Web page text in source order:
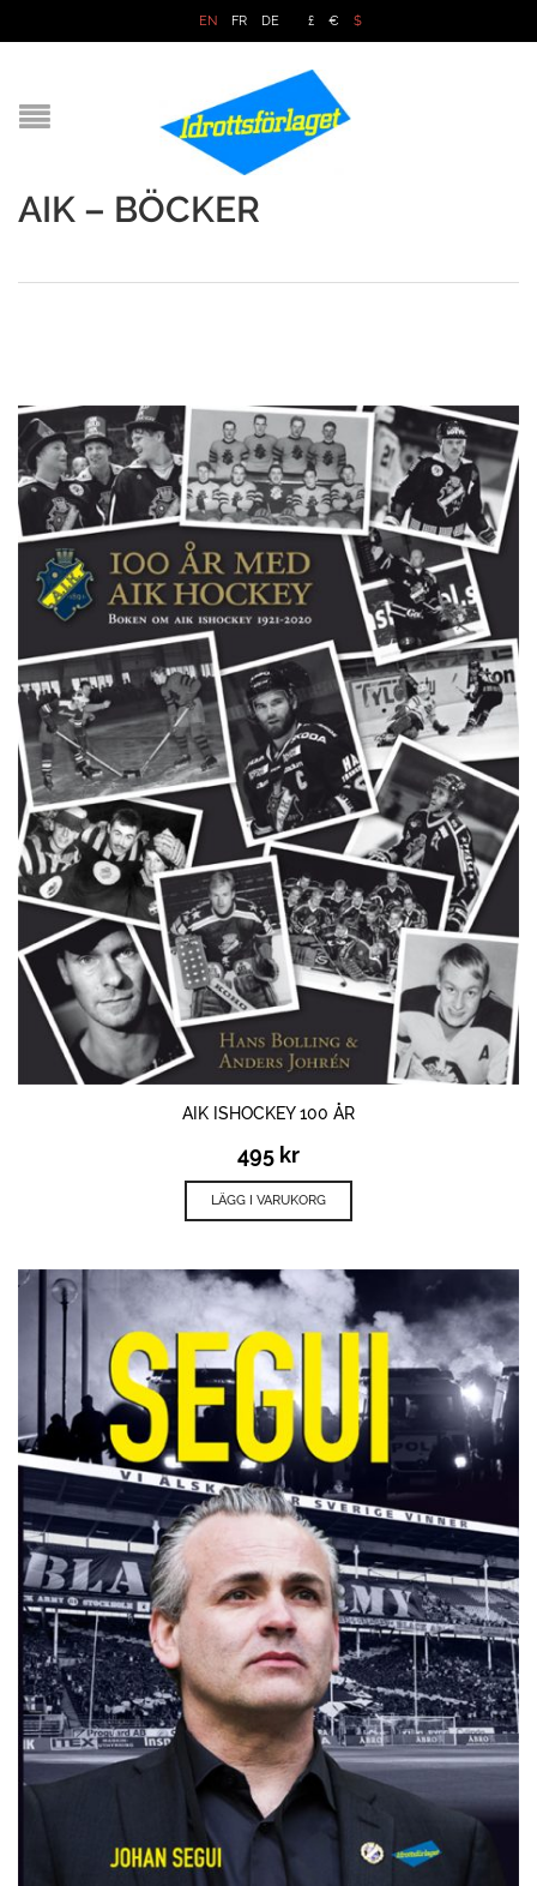
EN FR DE £ € $
AIK – BÖCKER
AIK ISHOCKEY 100 ÅR
495 kr
LÄGG I VARUKORG